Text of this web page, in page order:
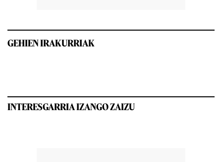
GEHIEN IRAKURRIAK
INTERESGARRIA IZANGO ZAIZU